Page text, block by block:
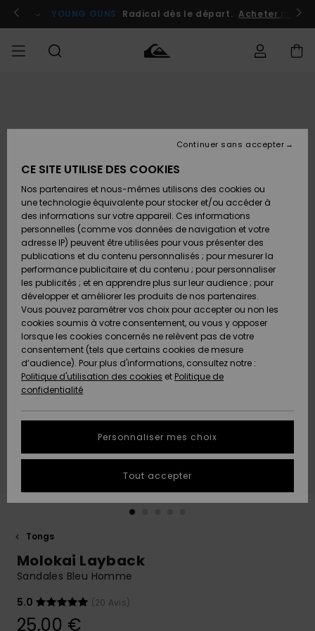
l'information
le
Se connecter / s'inscrire
YOUNG GUNS Radical dès le départ. Acheter
Chaussures
& Tongs
Surf
Snow
Nouveautés
A
Découvrir
Chaussures
& Tongs
Surf
Snow
Nouveautés
A
Découvrir
FEMME
A
Découvrir
Snow
SURF
Surf
Shop
Enfant
Highlights
Communauté
SNOW
Snow
Shop
Enfant
Snow
Shop
Femme
A
Découvrir
Communauté
OUTLET
Enfant
Outlet
Femme
AIDE &
CONTACT
Retours
Paiement
Carte
Cadeau
Quiksilver
Freedom
Protection
des
tailles
conversation
plus rapide
à votre
Démarrer
MAGASINS
QUIKSILVER
Tongs
Molokai Layback
Sandales Bleu Homme
5.0
(20 Avis)
25,00 €
CE SITE UTILISE DES COOKIES
Nos partenaires et nous-mêmes utilisons des cookies ou
une technologie équivalente pour stocker et/ou accéder à
des informations sur votre appareil. Ces informations
personnelles (comme vos données de navigation et votre
adresse IP) peuvent être utilisées pour vous présenter des
publications et du contenu personnalisés ; pour mesurer la
performance publicitaire et du contenu ; pour personnaliser
les publicités ; et en apprendre plus sur leur audience ; pour
développer et améliorer les produits de nos partenaires.
Vous pouvez paramétrer vos choix pour accepter ou non les
cookies soumis à votre consentement, ou vous y opposer
lorsque les cookies concernés ne relèvent pas de votre
consentement (tels que certains cookies de mesure
d’audience). Pour plus d'informations, consultez notre :
Politique d'utilisation des cookies et Politique de
confidentialité
Personnaliser mes choix
Continuer sans accepter
Tout accepter